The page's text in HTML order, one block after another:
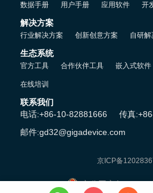
数据手册 用户手册 应用软件 开
解决方案
行业解决方案 创新创意方案 自研解
生态系统
官方工具 合作伙伴工具 嵌入式软件
在线培训
联系我们
电话:+86-10-82881666
传真
邮件:gd32@gigadevice.com
京ICP备
京公网安备